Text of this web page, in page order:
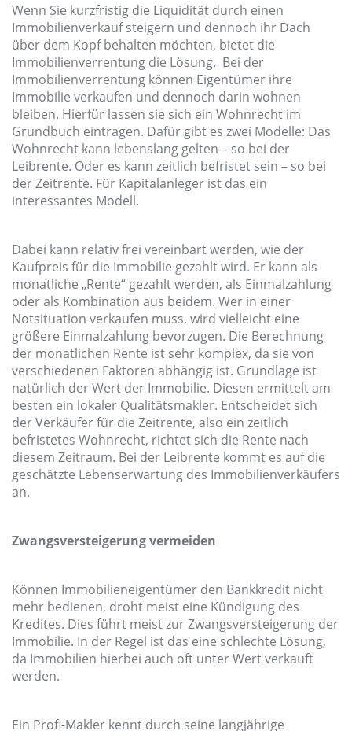
Wenn Sie kurzfristig die Liquidität durch einen
Immobilienverkauf steigern und dennoch ihr Dach
über dem Kopf behalten möchten, bietet die
Immobilienverrentung die Lösung. Bei der
Immobilienverrentung können Eigentümer ihre
Immobilie verkaufen und dennoch darin wohnen
bleiben. Hierfür lassen sie sich ein Wohnrecht im
Grundbuch eintragen. Dafür gibt es zwei Modelle: Das
Wohnrecht kann lebenslang gelten – so bei der
Leibrente. Oder es kann zeitlich befristet sein – so bei
der Zeitrente. Für Kapitalanleger ist das ein
interessantes Modell.
Dabei kann relativ frei vereinbart werden, wie der
Kaufpreis für die Immobilie gezahlt wird. Er kann als
monatliche „Rente“ gezahlt werden, als Einmalzahlung
oder als Kombination aus beidem. Wer in einer
Notsituation verkaufen muss, wird vielleicht eine
größere Einmalzahlung bevorzugen. Die Berechnung
der monatlichen Rente ist sehr komplex, da sie von
verschiedenen Faktoren abhängig ist. Grundlage ist
natürlich der Wert der Immobilie. Diesen ermittelt am
besten ein lokaler Qualitätsmakler. Entscheidet sich
der Verkäufer für die Zeitrente, also ein zeitlich
befristetes Wohnrecht, richtet sich die Rente nach
diesem Zeitraum. Bei der Leibrente kommt es auf die
geschätzte Lebenserwartung des Immobilienverkäufers
an.
Zwangsversteigerung vermeiden
Können Immobilieneigentümer den Bankkredit nicht
mehr bedienen, droht meist eine Kündigung des
Kredites. Dies führt meist zur Zwangsversteigerung der
Immobilie. In der Regel ist das eine schlechte Lösung,
da Immobilien hierbei auch oft unter Wert verkauft
werden.
Ein Profi-Makler kennt durch seine langjährige